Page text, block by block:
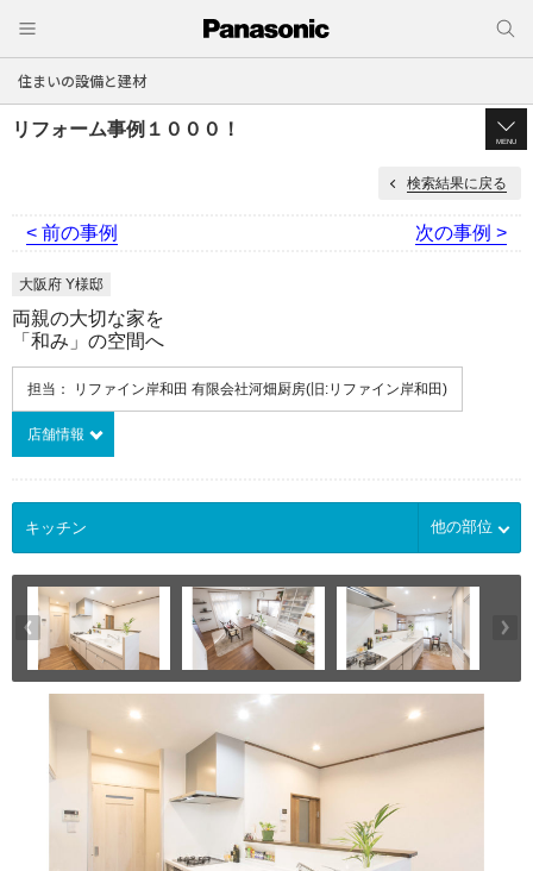
住まいの設備と建材
リフォーム事例１０００！
MENU
検索結果に戻る
< 前の事例 次の事例 >
大阪府 Y様邸
両親の大切な家を
「和み」の空間へ
担当： リファイン岸和田 有限会社河畑厨房(旧:リファイン岸和田)
店舗情報
他の部位